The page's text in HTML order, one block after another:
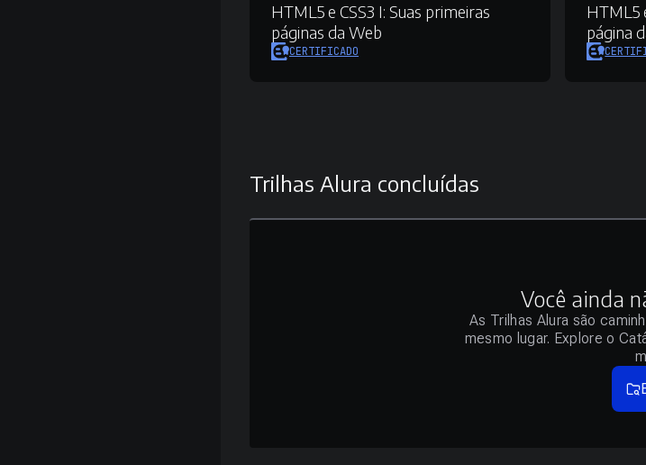
HTML5 e CSS3 I: Suas primeiras
páginas da Web
CERTIFICADO
HTML5
página
Trilhas Alura concluídas
Você ainda
As Trilhas Alura são
mesmo lugar. Explore o